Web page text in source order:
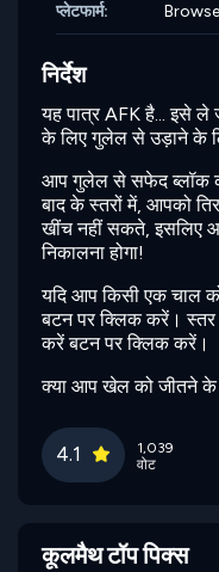
प्लेटफार्म:
निर्देश
यह पात्र AFK है... इसे ले
के लिए गुलेल से उड़ाने के
आप गुलेल से सफेद ब्लॉक
बाद के स्तरों में, आपको
खींच नहीं सकते, इसलिए
निकालना होगा!
यदि आप किसी एक चाल
बटन पर क्लिक करें।
करें बटन पर क्लिक करें।
क्या आप खेल को जीतने के
4.1
1,039
वोट
कूलमैथ टॉप पिक्स